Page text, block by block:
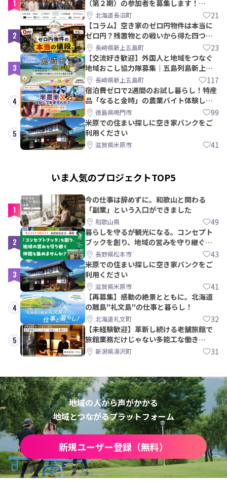
1
（第２期）の参加者を募集します！
【8/21〆】
北海道長沼町 21
2
【コラム】空き家のゼロ円物件は本当に
ゼロ円？残置物との戦いから得た四つの
教訓｜新上五島町
長崎県新上五島町 23
3
【交流好き歓迎】外国人と地域をつなぐ
地域おこし協力隊募集｜五島列島新上五
島町長崎県新上五島町 117
4
宿泊費ゼロで2週間のお試し暮らし！特産
品「なると金時」の農業バイト体験して
みませんか？
徳島県鳴門市 99
5
米原での住まい探しに空き家バンクをご
利用ください
滋賀県米原市 41
いま人気のプロジェクトTOP5
1
今の仕事は辞めずに。和歌山と関わる
「副業」という入口ができました
和歌山県 49
2
暮らしを守るが観光になる。コンセプト
ブックを創り、地域の営みを守り継ぐ仲
間を集めませんか？
長野県松本市 43
3
米原での住まい探しに空き家バンクをご
利用ください
滋賀県米原市 41
4
【再募集】感動の絶景とともに。北海道
の離島"礼文島"の仕事と暮らし！
北海道礼文町 32
5
【未経験歓迎】革新し続ける老舗旅館で
旅館業務だけじゃない多能工な働き
方。 株式会社いせん
新潟県湯沢町 31
地域の人から声がかかる
地域とつながるプラットフォーム
新規ユーザー登録（無料）